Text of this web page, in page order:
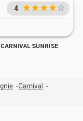
4
SUNRISE
Carnival